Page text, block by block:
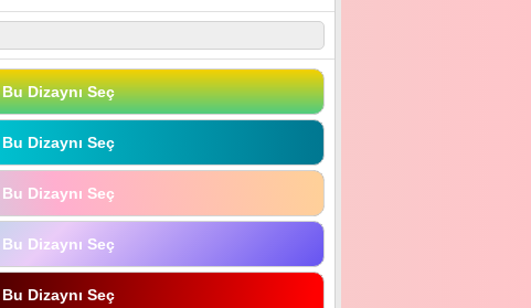
Bu Dizaynı Seç
Bu Dizaynı Seç
Bu Dizaynı Seç
Bu Dizaynı Seç
Bu Dizaynı Seç